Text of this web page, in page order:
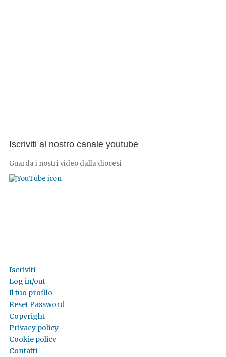
Iscriviti al nostro canale youtube
Guarda i nostri video dalla diocesi
Iscriviti
Log in/out
Il tuo profilo
Reset Password
Copyright
Privacy policy
Cookie policy
Contatti